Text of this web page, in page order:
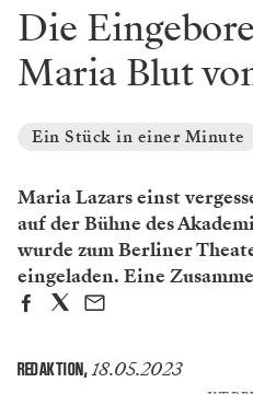
Die
Maria Blut
Ein Stück in einer Minute
Maria Lazars einst
auf der Bühne des
wurde zum Berliner
eingeladen. Eine
REDAKTION, 18.05.2023